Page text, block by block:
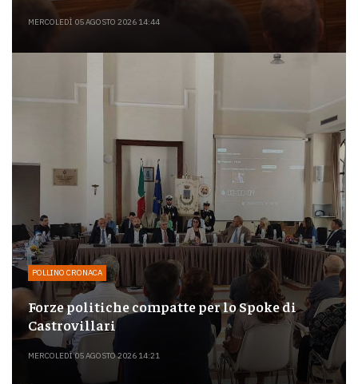
MERCOLEDÌ 05 AGOSTO 2026 14:44
POLLINO CRONACA
Forze politiche compatte per lo Spoke di
Castrovillari
MERCOLEDÌ 05 AGOSTO 2026 14:21